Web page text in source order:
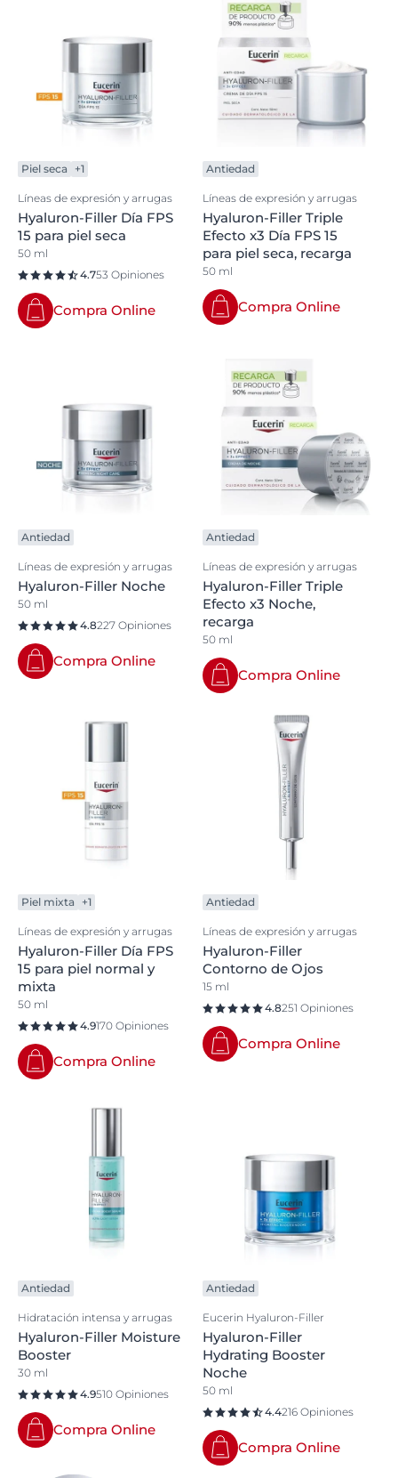
Piel seca +1
Líneas de expresión y arrugas
Hyaluron-Filler Día FPS
15 para piel seca
50 ml
4.753 Opiniones
Compra Online
Antiedad
Líneas de expresión y arrugas
Hyaluron-Filler Triple
Efecto x3 Día FPS 15
para piel seca, recarga
50 ml
Compra Online
Antiedad
Líneas de expresión y arrugas
Hyaluron-Filler Noche
50 ml
4.8227 Opiniones
Compra Online
Antiedad
Líneas de expresión y arrugas
Hyaluron-Filler Triple
Efecto x3 Noche,
recarga
50 ml
Compra Online
Piel mixta +1
Líneas de expresión y arrugas
Hyaluron-Filler Día FPS
15 para piel normal y
mixta
50 ml
4.9170 Opiniones
Compra Online
Antiedad
Líneas de expresión y arrugas
Hyaluron-Filler
Contorno de Ojos
15 ml
4.8251 Opiniones
Compra Online
Antiedad
Hidratación intensa y arrugas
Hyaluron-Filler Moisture
Booster
30 ml
4.9510 Opiniones
Compra Online
Antiedad
Eucerin Hyaluron-Filler
Hyaluron-Filler
Hydrating Booster
Noche
50 ml
4.4216 Opiniones
Compra Online